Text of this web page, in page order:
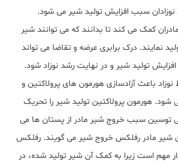
سبب افزایش تولید شیر می شود.
کمک می کند تا بدانند که می توانند شیر
نمایند. درک برابری عرضه و تقاضا می تواند
تولید شیر و در نهایت رشد نوزاد شود.
باعث آزادسازی هورمون های پرولاکتین و
هورمون پرولاکتین تولید شیر را تحریک
توسین سبب خروج شیر مادر از پستان ها می
شیر مادر رفلکس خروج شیر می گویند. رفلکس
مهم است زیرا به کمک آن شیر تولید شده، در